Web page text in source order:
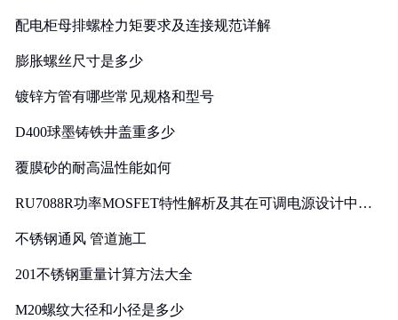
配电柜母排螺栓力矩要求及连接规范详解
膨胀螺丝尺寸是多少
镀锌方管有哪些常见规格和型号
D400球墨铸铁井盖重多少
覆膜砂的耐高温性能如何
RU7088R功率MOSFET特性解析及其在可调电源设计中的
不锈钢通风 管道施工
201不锈钢重量计算方法大全
M20螺纹大径和小径是多少